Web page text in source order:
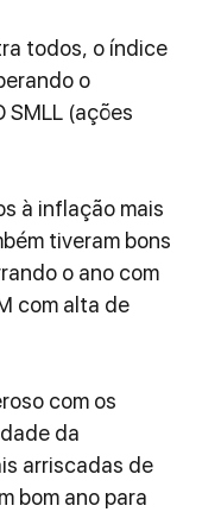
todos, o índice
o
SMLL (ações
à inflação mais
tiveram bons
o ano com
com alta de
com os
da
arriscadas de
bom ano para